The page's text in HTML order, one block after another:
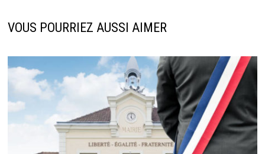
VOUS POURRIEZ AUSSI AIMER